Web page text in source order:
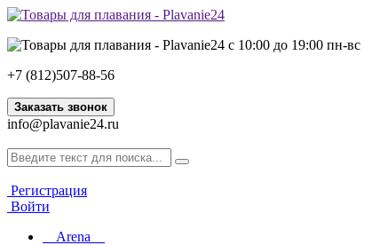
с 10:00 до 19:00 пн-вс
+7 (812)507-88-56
Заказать звонок
info@plavanie24.ru
Регистрация
Войти
Arena